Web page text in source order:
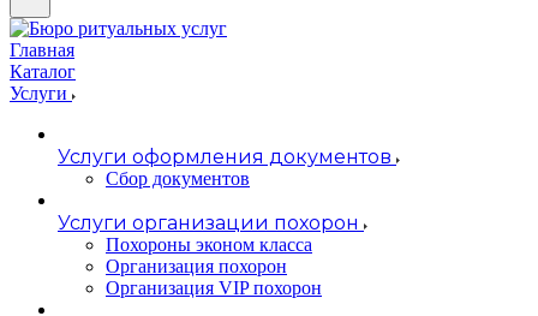
Главная
Каталог
Услуги
Услуги оформления документов
Сбор документов
Услуги организации похорон
Похороны эконом класса
Организация похорон
Организация VIP похорон